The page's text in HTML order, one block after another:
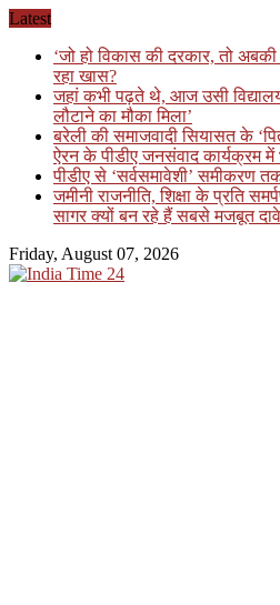
Skip
content
Latest
‘जो हो विकास की दरकार, तो
रहा खास?
जहां कभी पढ़ते थे, आज उसी
लौटाने का मौका मिला’
बरेली की समाजवादी सियासत के
ऐरन के पीडीए जनसंवाद कार्यक्रम में
पीडीए से ‘सर्वसमावेशी’ समीकरण
जमीनी राजनीति, शिक्षा के प्रति
सागर क्यों बन रहे हैं सबसे मजबूत
Friday, August 07, 2026